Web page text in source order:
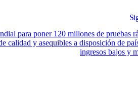
para poner 120 millones de pruebas
calidad y asequibles a disposición de
ingresos bajos y